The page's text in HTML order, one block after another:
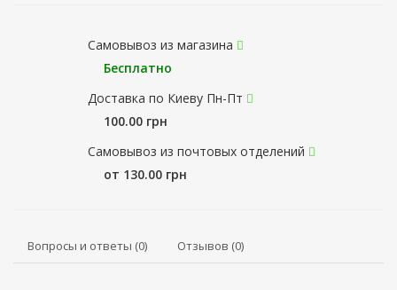
Самовывоз из магазина
Бесплатно
Доставка по Киеву Пн-Пт
100.00 грн
Самовывоз из почтовых отделений
от 130.00 грн
Вопросы и ответы (0) Отзывов (0)